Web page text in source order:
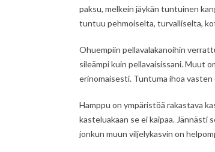
paksu, melkein jäykän tuntuinen
tuntuu pehmoiselta, turvalliselta,
Ohuempiin pellavalakanoihin
sileämpi kuin pellavaisissani. Muut
erinomaisesti. Tuntuma ihoa
Hamppu on ympäristöä rakastava
kasteluakaan se ei kaipaa. Jännästi
jonkun muun viljelykasvin on